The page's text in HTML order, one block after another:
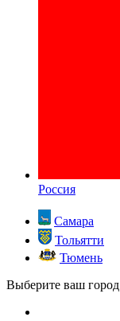
Россия
Самара
Тольятти
Тюмень
Выберите ваш город